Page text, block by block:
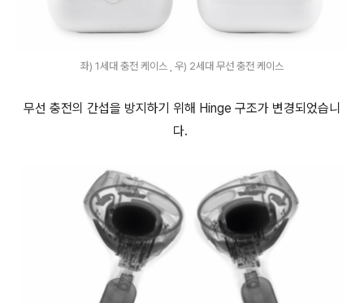
좌) 1세대 충전 케이스 , 우) 2세대 무선 충전 케이스
무선 충전의 간섭을 방지하기 위해 Hinge 구조가 변경되었습니
다.